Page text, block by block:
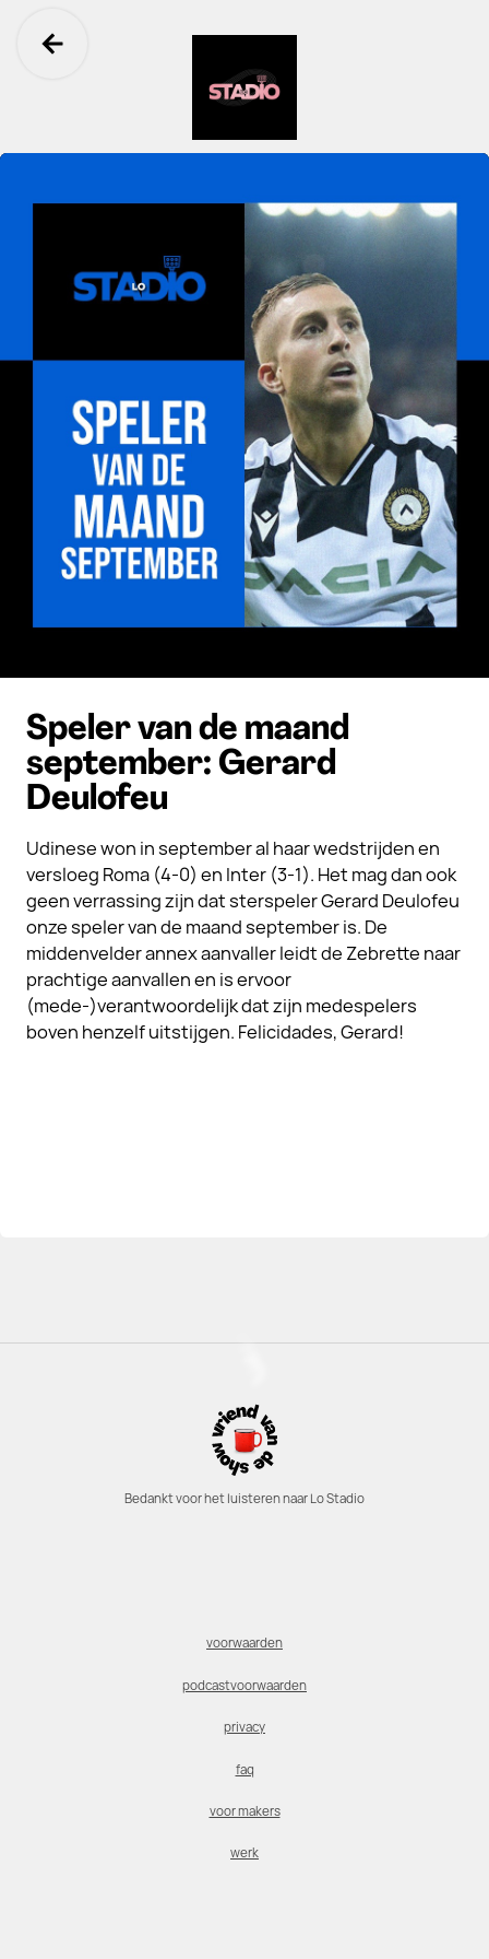
Ga terug
Speler van de maand
september: Gerard
Deulofeu
Udinese won in september al haar wedstrijden en
versloeg Roma (4-0) en Inter (3-1). Het mag dan ook
geen verrassing zijn dat sterspeler Gerard Deulofeu
onze speler van de maand september is. De
middenvelder annex aanvaller leidt de Zebrette naar
prachtige aanvallen en is ervoor
(mede-)verantwoordelijk dat zijn medespelers
boven henzelf uitstijgen. Felicidades, Gerard!
Bedankt voor het luisteren naar Lo Stadio
voorwaarden
podcastvoorwaarden
privacy
faq
voor makers
werk